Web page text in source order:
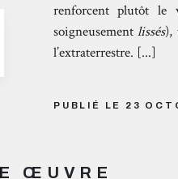
renforcent plutôt le
soigneusementlissés),
l’extraterrestre. [...]
PUBLIÉ LE 23
ŒUVRE